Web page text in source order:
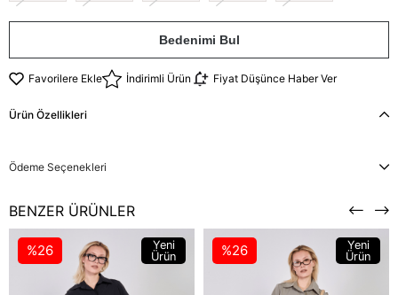
Bedenimi Bul
Favorilere Ekle İndirimli Ürün Fiyat Düşünce Haber Ver
Ürün Özellikleri
Ödeme Seçenekleri
BENZER ÜRÜNLER
%26
Yeni
Ürün
%26
Yeni
Ürün